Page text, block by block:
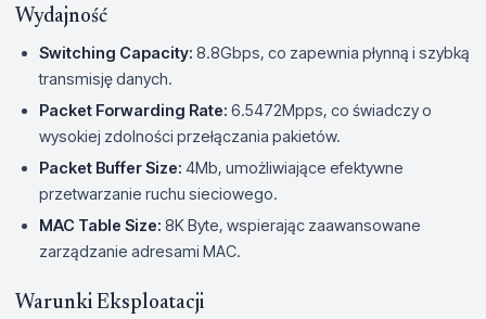
Wydajność
Switching Capacity: 8.8Gbps, co zapewnia płynną i szybką
transmisję danych.
Packet Forwarding Rate: 6.5472Mpps, co świadczy o
wysokiej zdolności przełączania pakietów.
Packet Buffer Size: 4Mb, umożliwiające efektywne
przetwarzanie ruchu sieciowego.
MAC Table Size: 8K Byte, wspierając zaawansowane
zarządzanie adresami MAC.
Warunki Eksploatacji